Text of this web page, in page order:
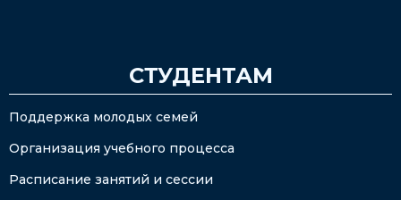
СТУДЕНТАМ
Поддержка молодых семей
Организация учебного процесса
Расписание занятий и сессии